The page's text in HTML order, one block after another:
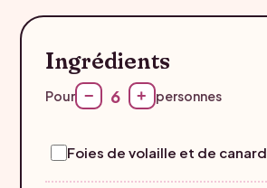
Ingrédients
Pour − 6 + personnes
Foies de volaille et de canard